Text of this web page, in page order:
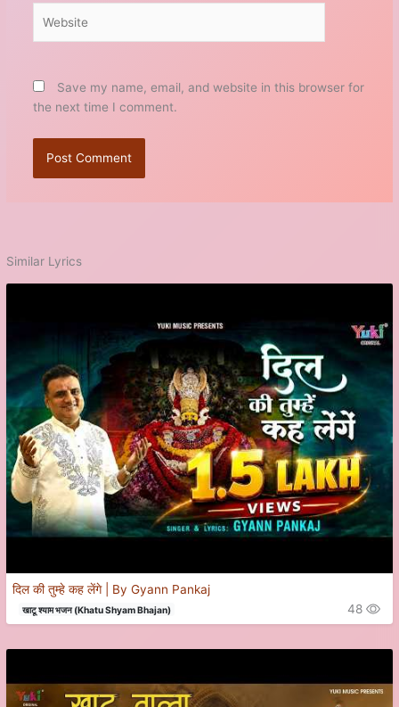
Save my name, email, and website in this browser for
the next time I comment.
Similar Lyrics
दिल की तुम्हे कह लेंगे | By Gyann Pankaj
खाटू श्याम भजन (Khatu Shyam Bhajan) 48